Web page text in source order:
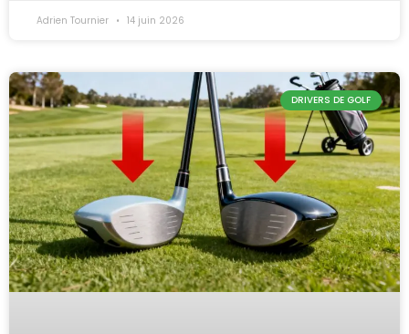
Adrien Tournier 14 juin 2026
DRIVERS DE GOLF